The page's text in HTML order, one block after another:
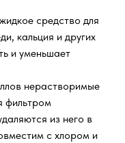
средство для
кальция и других
и уменьшает
нерастворимые
фильтром
из него в
с хлором и